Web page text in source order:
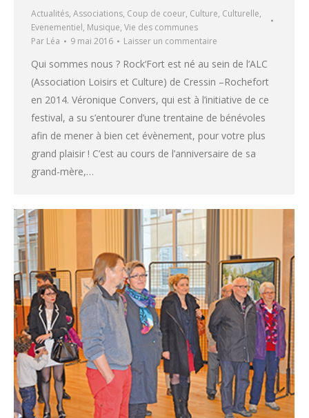
Actualités, Associations, Coup de coeur, Culture, Culturelle,
Evenementiel, Musique, Vie des communes
Par Léa 9 mai 2016 Laisser un commentaire
Qui sommes nous ? Rock‘Fort est né au sein de l’ALC
(Association Loisirs et Culture) de Cressin –Rochefort
en 2014. Véronique Convers, qui est à l’initiative de ce
festival, a su s’entourer d’une trentaine de bénévoles
afin de mener à bien cet évènement, pour votre plus
grand plaisir ! C’est au cours de l’anniversaire de sa
grand-mère,…